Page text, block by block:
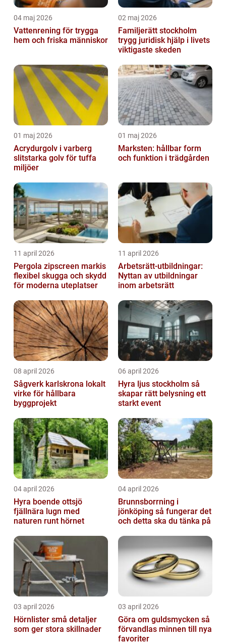
04 maj 2026
Vattenrening för trygga
hem och friska människor
02 maj 2026
Familjerätt stockholm
trygg juridisk hjälp i livets
viktigaste skeden
01 maj 2026
Acrydurgolv i varberg
slitstarka golv för tuffa
miljöer
01 maj 2026
Marksten: hållbar form
och funktion i trädgården
11 april 2026
Pergola zipscreen markis
flexibel skugga och skydd
för moderna uteplatser
11 april 2026
Arbetsrätt-utbildningar:
Nyttan av utbildningar
inom arbetsrätt
08 april 2026
Sågverk karlskrona lokalt
virke för hållbara
byggprojekt
06 april 2026
Hyra ljus stockholm så
skapar rätt belysning ett
starkt event
04 april 2026
Hyra boende ottsjö
fjällnära lugn med
naturen runt hörnet
04 april 2026
Brunnsborrning i
jönköping så fungerar det
och detta ska du tänka på
03 april 2026
Hörnlister små detaljer
som ger stora skillnader
03 april 2026
Göra om guldsmycken så
förvandlas minnen till nya
favoriter